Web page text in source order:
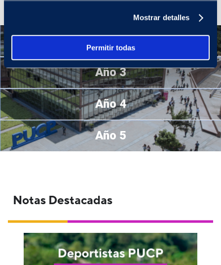
Mostrar detalles
Permitir todas
Año 2
Año 3
Año 4
Año 5
Notas Destacadas